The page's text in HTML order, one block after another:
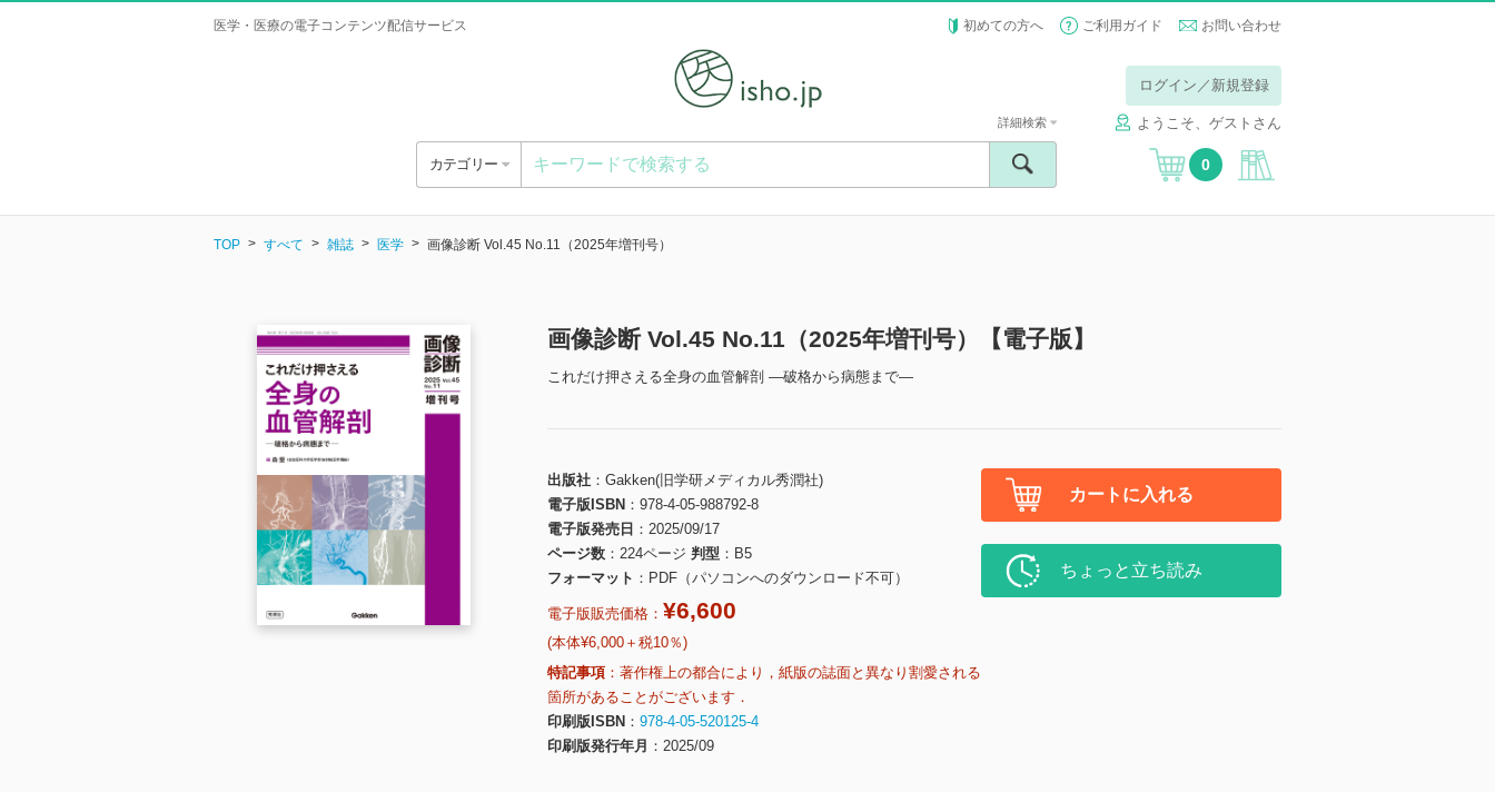
医学・医療の電子コンテンツ配信サービス 初めての方へ ご利用ガイド お問い合わせ
ログイン／新規登録
ようこそ、ゲストさん
カテゴリー
詳細検索
0
TOP すべて 雑誌 医学 画像診断 Vol.45 No.11（2025年増刊号）
画像診断 Vol.45 No.11（2025年増刊号）【電子版】
これだけ押さえる全身の血管解剖 ―破格から病態まで―
出版社
Gakken(旧学研メディカル秀潤社)
電子版ISBN
978-4-05-988792-8
電子版発売日
2025/09/17
ページ数
224ページ 判型
B5
フォーマット
PDF（パソコンへのダウンロード不可）
電子版販売価格： ¥6,600
(本体¥6,000＋税10％)
特記事項
著作権上の都合により，紙版の誌面と異なり割愛される
箇所があることがございます．
印刷版ISBN
978-4-05-520125-4
印刷版発行年月
2025/09
カートに入れる
ちょっと立ち読み